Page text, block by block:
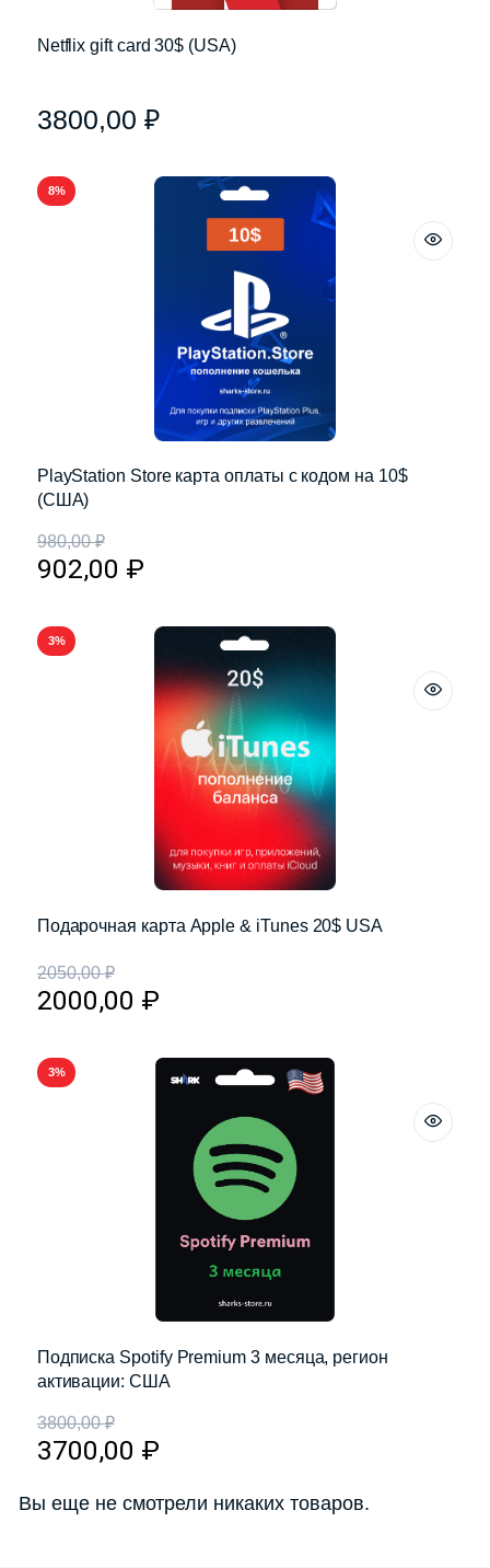
Netflix gift card 30$ (USA)
3800,00 ₽
8%
PlayStation Store карта оплаты с кодом на 10$
(США)
980,00₽
902,00 ₽
3%
Подарочная карта Apple & iTunes 20$ USA
2050,00₽
2000,00 ₽
3%
Подписка Spotify Premium 3 месяца, регион
активации: США
3800,00₽
3700,00 ₽
Вы еще не смотрели никаких товаров.